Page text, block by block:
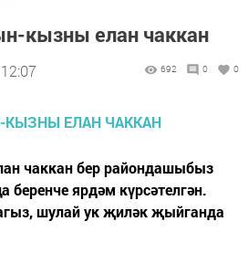
кызны елан чаккан
692 0 0
чаккан бер райондашыбыз
беренче ярдәм күрсәтелгән.
шулай ук җиләк җыйганда